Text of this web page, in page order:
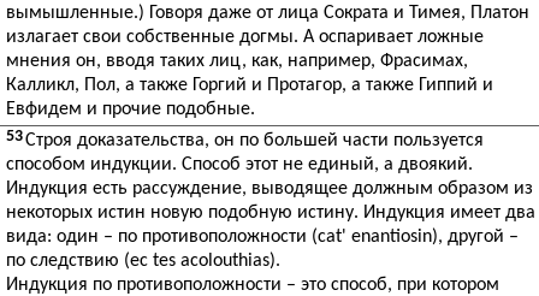
вымышленные.) Говоря даже от лица Сократа и Тимея, Платон
излагает свои собственные догмы. А оспаривает ложные
мнения он, вводя таких лиц, как, например, Фрасимах,
Калликл, Пол, а также Горгий и Протагор, а также Гиппий и
Евфидем и прочие подобные.
53Строя доказательства, он по большей части пользуется
способом индукции. Способ этот не единый, а двоякий.
Индукция есть рассуждение, выводящее должным образом из
некоторых истин новую подобную истину. Индукция имеет два
вида: один – по противоположности (cat' enantiosin), другой –
по следствию (еc tes acolouthias).
Индукция по противоположности – это способ, при котором